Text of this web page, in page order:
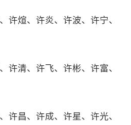
许煊、许炎、许波、许宁、
许清、许飞、许彬、许富、
许昌、许成、许星、许光、